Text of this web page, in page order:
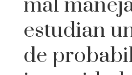
mal
estudian
de